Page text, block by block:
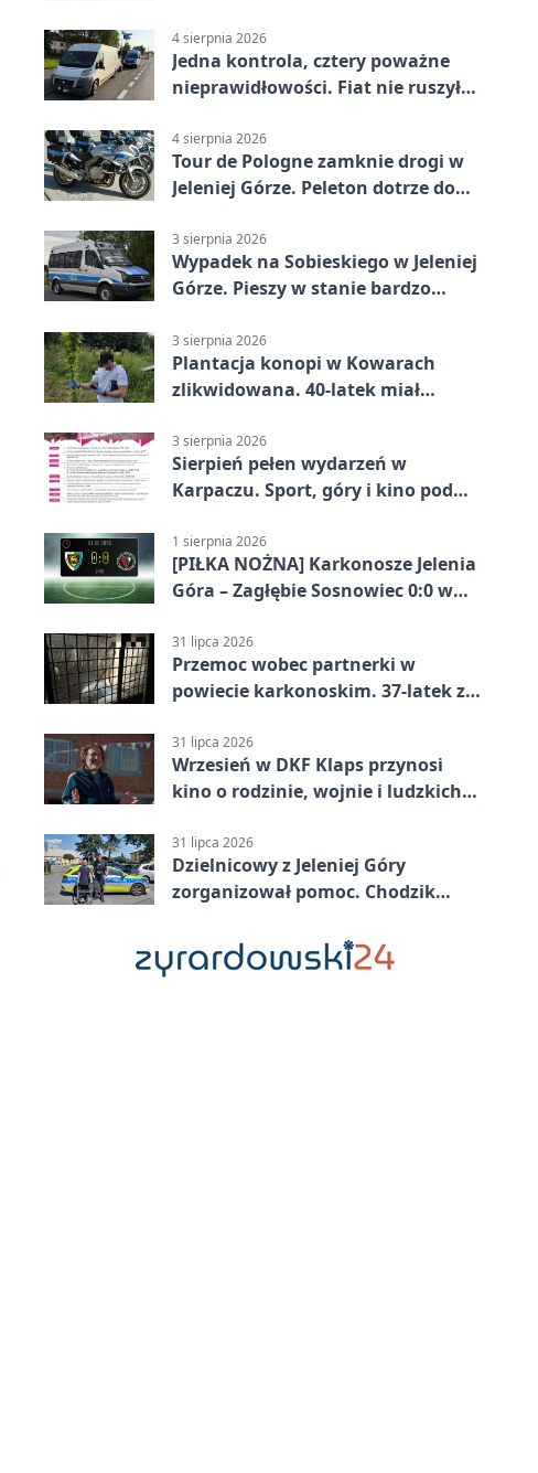
4 sierpnia 2026
Jedna kontrola, cztery poważne
nieprawidłowości. Fiat nie ruszył
4 sierpnia 2026
Tour de Pologne zamknie drogi w
Jeleniej Górze. Peleton dotrze do
3 sierpnia 2026
Wypadek na Sobieskiego w Jeleniej
Górze. Pieszy w stanie bardzo
3 sierpnia 2026
Plantacja konopi w Kowarach
zlikwidowana. 40-latek miał
3 sierpnia 2026
Sierpień pełen wydarzeń w
Karpaczu. Sport, góry i kino pod
1 sierpnia 2026
[PIŁKA NOŻNA] Karkonosze Jelenia
Góra – Zagłębie Sosnowiec 0:0 w
31 lipca 2026
Przemoc wobec partnerki w
powiecie karkonoskim. 37-latek z
31 lipca 2026
Wrzesień w DKF Klaps przynosi
kino o rodzinie, wojnie i ludzkich
31 lipca 2026
Dzielnicowy z Jeleniej Góry
zorganizował pomoc. Chodzik